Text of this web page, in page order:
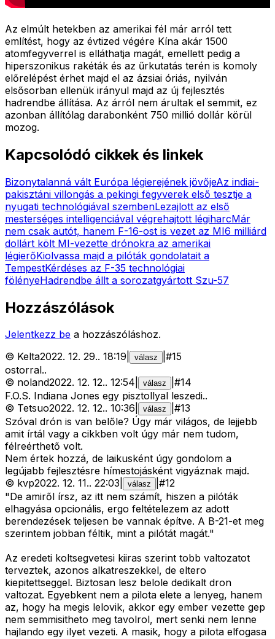
Az elmúlt hetekben az amerikai fél már arról tett
említést, hogy az évtized végére Kína akár 1500
atomfegyverrel is elláthatja magát, emellett pedig a
hiperszonikus rakéták és az űrkutatás terén is komoly
előrelépést érhet majd el az ázsiai óriás, nyilván
elsősorban ellenük irányul majd az új fejlesztés
hadrendbe állítása. Az árról nem árultak el semmit, ez
azonban állítólag darabonként 750 millió dollár körül
mozog.
Kapcsolódó cikkek és linkek
Bizonytalanná vált Európa légierejének jövőjeAz indiai-
pakisztáni villongás a pekingi fegyverek első tesztje a
nyugati technológiával szembenLezajlott az első
mesterséges intelligenciával végrehajtott légiharcMár
nem csak autót, hanem F-16-ost is vezet az MI6 milliárd
dollárt költ MI-vezette drónokra az amerikai
légierőKiolvassa majd a pilóták gondolatait a
TempestKérdéses az F-35 technológiai
fölényeHadrendbe állt a sorozatgyártott Szu-57
Hozzászólások
Jelentkezz be a hozzászóláshoz.
© Kelta2022. 12. 29.. 18:19 válasz #15
ostorral..
© noland2022. 12. 12.. 12:54 válasz #14
F.O.S. Indiana Jones egy pisztollyal leszedi..
© Tetsuo2022. 12. 12.. 10:36 válasz #13
Szóval drón is van belőle? Úgy már világos, de lejjebb
amit írtál vagy a cikkben volt úgy már nem tudom,
félreérthető volt.
Nem értek hozzá, de laikusként úgy gondolom a
legújabb fejlesztésre hímestojásként vigyáznak majd.
© kvp2022. 12. 11.. 22:03 válasz #12
"De amiről írsz, az itt nem számít, hiszen a pilóták
elhagyása opcionális, ergo feltételezem az adott
berendezések teljesen be vannak építve. A B-21-et meg
szerintem jobban féltik, mint a pilótát magát."
Az eredeti koltsegvetesi kiiras szerint tobb valtozatot
terveztek, azonos alkatreszekkel, de eltero
kiepitettseggel. Biztosan lesz belole dedikalt dron
valtozat. Egyebkent nem a pilota elete a lenyeg, hanem
az, hogy ha megis lelovik, akkor egy ember vezette gep
nem semmisitheto meg tavolrol, mert senki nem lenne
hajlando egy ilyet vezeti. A masik, hogy a pilota elfogasa